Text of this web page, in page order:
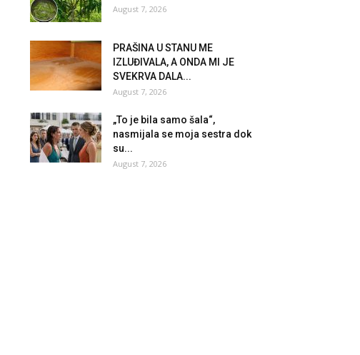
August 7, 2026
PRAŠINA U STANU ME
IZLUĐIVALA, A ONDA MI JE
SVEKRVA DALA...
August 7, 2026
„To je bila samo šala“,
nasmijala se moja sestra dok
su...
August 7, 2026